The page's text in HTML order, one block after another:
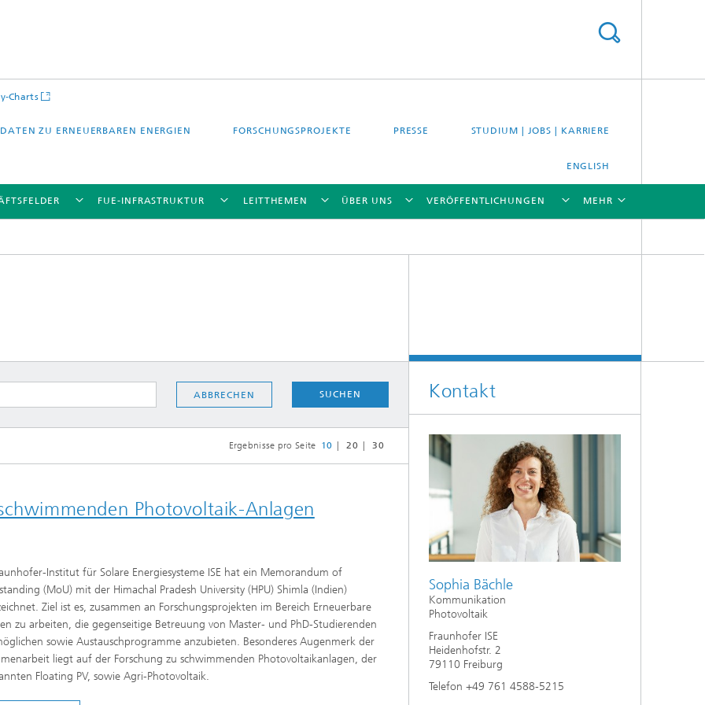
Charts
DATEN ZU ERNEUERBAREN ENERGIEN FORSCHUNGSPROJEKTE PRESSE STUDIUM | JOBS | KARRIERE
ENGLISH
Integrierte Photovoltaik Digitaler Netzanschluss
Netzplanung und Netzbetrieb
Klima, Kälte
Anlagen und
Brennstoffzelle
Nachhaltige Syntheseprodukte
Hydrogen System Analysis
Integrierte Energieinfrastrukturen:
Energiedaten und Monitoring
Flexibilitätsmanagement von
Energieanlagen
Energiekonzepte für die Industrie
Klimaneutrale Städte, Quartiere,
Vor-Ort-Systeme
Elektromobilität
FUE-INFRASTRUKTUR
TestLab PV Modules
LEITTHEMEN ÜBER UNS
Kuratorium
VERÖFFENTLICHUNGEN MEHR
ABBRECHEN SUCHEN
Ergebnisse pro Seite 10 20 30
Photovoltaik-Anlagen
Institut für Solare Energiesysteme ISE hat ein Memorandum of
(MoU) mit der Himachal Pradesh University (HPU) Shimla (Indien)
Ziel ist es, zusammen an Forschungsprojekten im Bereich Erneuerbare
zu arbeiten, die gegenseitige Betreuung von Master- und PhD-Studierenden
sowie Austauschprogramme anzubieten. Besonderes Augenmerk der
liegt auf der Forschung zu schwimmenden Photovoltaikanlagen, der
Floating PV, sowie Agri-Photovoltaik.
Kontakt
Sophia Bächle
Kommunikation
Photovoltaik
Fraunhofer ISE
Heidenhofstr. 2
79110 Freiburg
Telefon +49 761 4588-5215